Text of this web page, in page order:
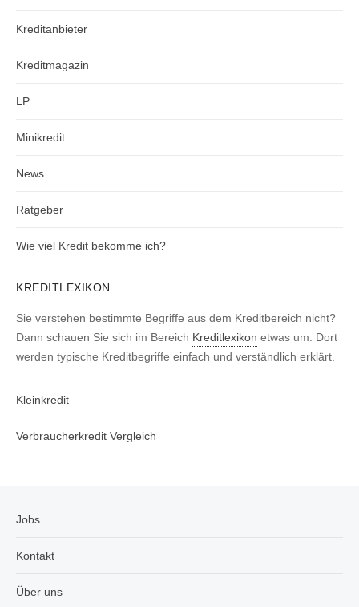
Kreditanbieter
Kreditmagazin
LP
Minikredit
News
Ratgeber
Wie viel Kredit bekomme ich?
KREDITLEXIKON
Sie verstehen bestimmte Begriffe aus dem Kreditbereich nicht?
Dann schauen Sie sich im Bereich Kreditlexikon etwas um. Dort
werden typische Kreditbegriffe einfach und verständlich erklärt.
Kleinkredit
Verbraucherkredit Vergleich
Jobs
Kontakt
Über uns